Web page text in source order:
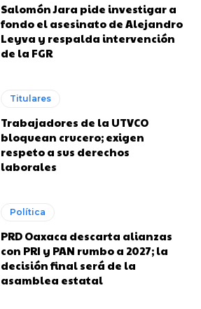
Salomón Jara pide investigar a
fondo el asesinato de Alejandro
Leyva y respalda intervención
de la FGR
Titulares
Trabajadores de la UTVCO
bloquean crucero; exigen
respeto a sus derechos
laborales
Política
PRD Oaxaca descarta alianzas
con PRI y PAN rumbo a 2027; la
decisión final será de la
asamblea estatal